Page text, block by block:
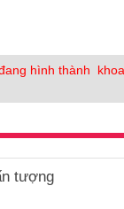
hình thành
tượng